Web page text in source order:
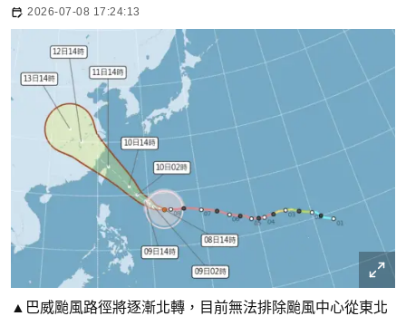
2026-07-08 17:24:13
▲巴威颱風路徑將逐漸北轉，目前無法排除颱風中心從東北